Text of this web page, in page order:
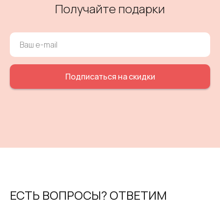
Получайте подарки
Подписаться на скидки
ЕСТЬ ВОПРОСЫ? ОТВЕТИМ